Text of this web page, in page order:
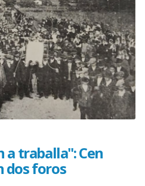
a traballa": Cen
dos foros